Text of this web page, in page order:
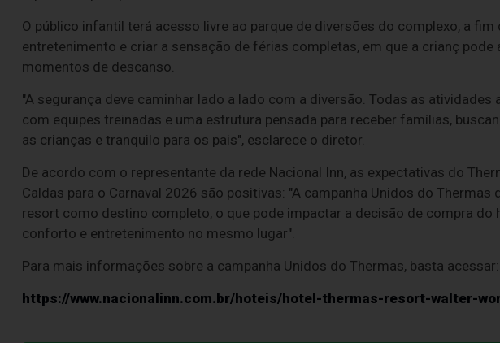
O público infantil terá acesso livre ao parque de diversões do complexo, a
entretenimento e criar a sensação de férias completas, em que a crianç
momentos de descanso.
"A segurança deve caminhar lado a lado com a diversão. Todas as
com equipes treinadas e uma estrutura pensada para receber famílias,
as crianças e tranquilo para os pais", esclarece o diretor.
De acordo com o representante da rede Nacional Inn, as expectativas do
Caldas para o Carnaval 2026 são positivas: "A campanha Unidos do
resort como destino completo, o que pode impactar a decisão de compra do
conforto e entretenimento no mesmo lugar".
Para mais informações sobre a campanha Unidos do Thermas, basta acessar:
https://www.nacionalinn.com.br/hoteis/hotel-thermas-resort-walter-